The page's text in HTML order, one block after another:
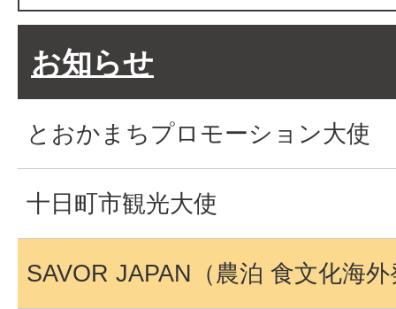
お知らせ
とおかまちプロモーション大使
十日町市観光大使
SAVOR JAPAN（農泊 食文化海